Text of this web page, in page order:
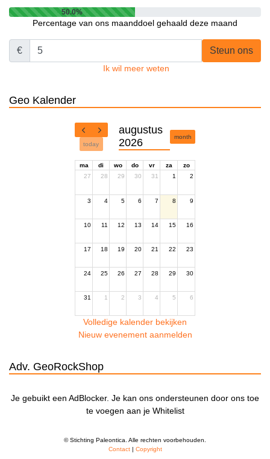
50.0%
Percentage van ons maanddoel gehaald deze maand
€ Steun ons
Ik wil meer weten
Geo Kalender
today
augustus
2026
month
ma di wo do vr za
zo
27
28 29 30 31 1 2
3 4 5 6 7 8 9
10 11 12 13 14 15 16
17 18 19 20 21 22 23
24 25 26 27 28 29 30
31 1 2 3 4 5 6
Volledige kalender bekijken
Nieuw evenement aanmelden
Adv. GeoRockShop
Je gebuikt een AdBlocker. Je kan ons ondersteunen door ons toe
te voegen aan je Whitelist
© Stichting Paleontica. Alle rechten voorbehouden.
Contact| Copyright